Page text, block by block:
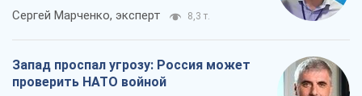
Сергей Марченко, эксперт 8,3 т.
Запад проспал угрозу: Россия может
проверить НАТО войной